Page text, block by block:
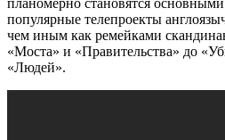
популярные телепроекты
чем иным как ремейками
«Моста» и «Правительства» до
«Людей».